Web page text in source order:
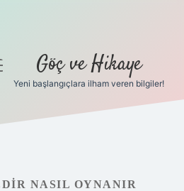
Göç ve Hikaye
Yeni başlangıçlara ilham veren bilgiler!
NASIL OYNANIR